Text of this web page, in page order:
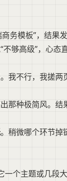
务模板”，结
够高级”，心态
我不行，我搓两
那种极简风。
。稍微哪个环节掉
一个主题或几段